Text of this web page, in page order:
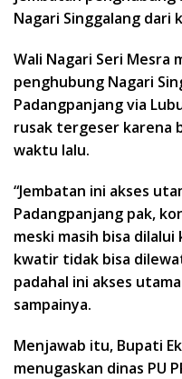
Nagari Singgalang dari
Wali Nagari Seri Mesra
penghubung Nagari
Padangpanjang via
rusak tergeser karena
waktu lalu.
“Jembatan ini akses
Padangpanjang pak,
meski masih bisa
kwatir tidak bisa
padahal ini akses
sampainya.
Menjawab itu, Bupati
menugaskan dinas PU